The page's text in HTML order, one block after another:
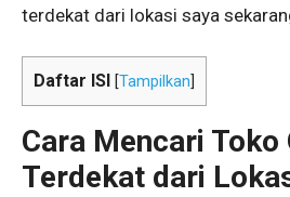
terdekat dari lokasi saya
Daftar ISI [Tampilkan
Cara Mencari Toko
Terdekat dari